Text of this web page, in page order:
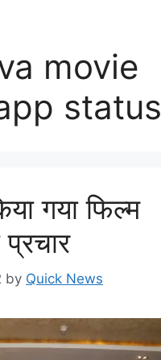
movie
status
गया फिल्म
प्रचार
by Quick News